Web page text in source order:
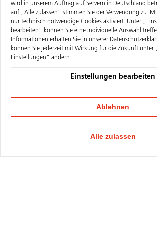
wird in unserem Auftrag auf Servern in Deutschland
auf „Alle zulassen“ stimmen Sie der Verwendung zu.
nur technisch notwendige Cookies aktiviert. Unter
bearbeiten“ können Sie eine individuelle Auswahl
Informationen erhalten Sie in unserer
können Sie jederzeit mit Wirkung für die Zukunft unter
Einstellungen“ ändern.
Einstellungen bearbeiten
Ablehnen
Alle zulassen